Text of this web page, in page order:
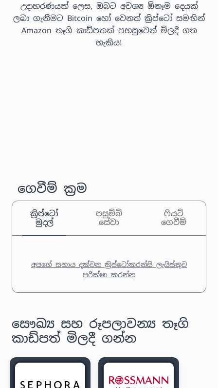
උදාහරණයක් ලෙස, ඔබට අවශ්‍ය ඕනෑම දෙයක්
ලබා ගැනීමට Bitcoin හෝ වෙනත් ක්‍රිප්ටෝ සමඟින්
Amazon තෑගි කාඩ්පතක් පහසුවෙන් මිලදී ගත
හැකිය!
ගෙවීම් ක්‍රම
ක්‍රිප්ටෝ
මුදල්
පසුම්බි
සේවා
ෆියට්
ගෙවීම්
අපගේ සහාය දක්වන ක්‍රිප්ටෝකරන්සි ලැයිස්තුව
පරීක්ෂා කරන්න
සෞඛ්‍ය සහ රූපලාවන්‍ය තෑගි
කාඩ්පත් මිලදී ගන්න